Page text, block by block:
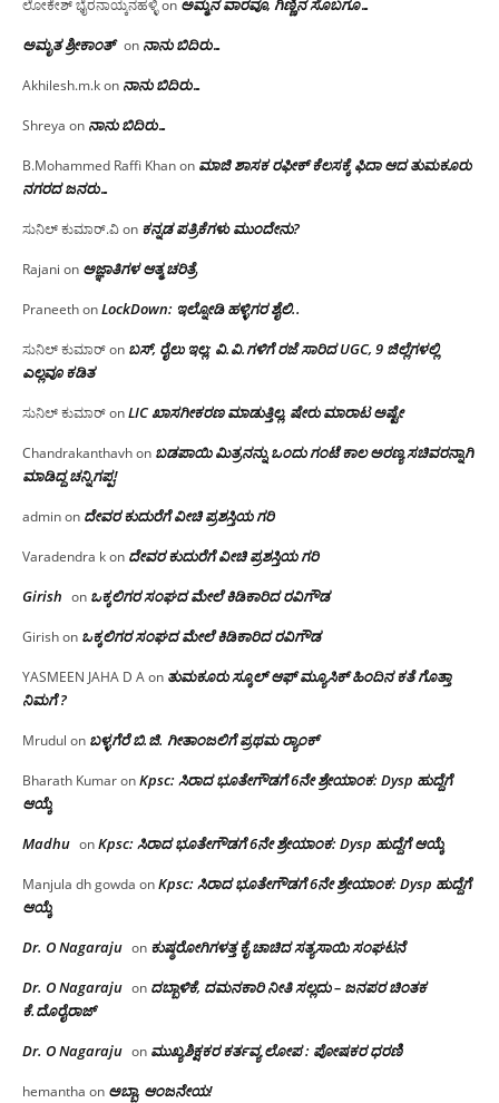
ಲೋಕೇಶ್ ಭೈರನಾಯ್ಕನಹಳ್ಳಿon ಅಮ್ಮನ ವಾರವೂ, ಗಿಣ್ಣಿನ ಸೊಬಗೂ…
ಅಮೃತ ಶ್ರೀಕಾಂತ್ on ನಾನು ಬಿದಿರು…
Akhilesh.m.kon ನಾನು ಬಿದಿರು…
Shreya on ನಾನು ಬಿದಿರು…
B.Mohammed Raffi Khanon ಮಾಜಿ ಶಾಸಕ ರಫೀಕ್ ಕೆಲಸಕ್ಕೆ ಫಿದಾ ಆದ ತುಮಕೂರು
ನಗರದ ಜನರು…
ಸುನಿಲ್ ಕುಮಾರ್.ವಿon ಕನ್ನಡ ಪತ್ರಿಕೆಗಳು ಮುಂದೇನು?
Rajani on ಅಜ್ಞಾತಿಗಳ ಆತ್ಮ ಚರಿತ್ರೆ
PraneethonLockDown: ಇಲ್ನೋಡಿ ಹಳ್ಳಿಗರ ಶೈಲಿ..
ಸುನಿಲ್ ಕುಮಾರ್on ಬಸ್, ರೈಲು ಇಲ್ಲ; ವಿ.ವಿ.ಗಳಿಗೆ ರಜೆ ಸಾರಿದ UGC, 9 ಜಿಲ್ಲೆಗಳಲ್ಲಿ
ಎಲ್ಲವೂ ಕಡಿತ
ಸುನಿಲ್ ಕುಮಾರ್onLIC ಖಾಸಗೀಕರಣ ಮಾಡುತ್ತಿಲ್ಲ, ಷೇರು ಮಾರಾಟ ಅಷ್ಟೇ
Chandrakanthavhon ಬಡಪಾಯಿ ಮಿತ್ರನನ್ನು ಒಂದು ಗಂಟೆ ಕಾಲ ಅರಣ್ಯ ಸಚಿವರನ್ನಾಗಿ
ಮಾಡಿದ್ದ ಚನ್ನಿಗಪ್ಪ!
adminon ದೇವರ ಕುದುರೆಗೆ ವೀಚಿ ಪ್ರಶಸ್ತಿಯ ಗರಿ
Varadendra kon ದೇವರ ಕುದುರೆಗೆ ವೀಚಿ ಪ್ರಶಸ್ತಿಯ ಗರಿ
Girish on ಒಕ್ಕಲಿಗರ ಸಂಘದ ಮೇಲೆ ಕಿಡಿಕಾರಿದ ರವಿಗೌಡ
Girishon ಒಕ್ಕಲಿಗರ ಸಂಘದ ಮೇಲೆ ಕಿಡಿಕಾರಿದ ರವಿಗೌಡ
YASMEEN JAHA D Aon ತುಮಕೂರು ಸ್ಕೂಲ್ ಆಫ್ ಮ್ಯೂಸಿಕ್ ಹಿಂದಿನ ಕತೆ ಗೊತ್ತಾ
ನಿಮಗೆ ?
Mrudul on ಬಳ್ಳಗೆರೆ ಬಿ.ಜಿ. ಗೀತಾಂಜಲಿಗೆ ಪ್ರಥಮ ರ‌್ಯಾಂಕ್
Bharath KumaronKpsc: ಸಿರಾದ ಭೂತೇಗೌಡಗೆ 6ನೇ ಶ್ರೇಯಾಂಕ: Dysp ಹುದ್ದೆಗೆ
ಆಯ್ಕೆ
Madhu onKpsc: ಸಿರಾದ ಭೂತೇಗೌಡಗೆ 6ನೇ ಶ್ರೇಯಾಂಕ: Dysp ಹುದ್ದೆಗೆ ಆಯ್ಕೆ
Manjula dh gowda onKpsc: ಸಿರಾದ ಭೂತೇಗೌಡಗೆ 6ನೇ ಶ್ರೇಯಾಂಕ: Dysp ಹುದ್ದೆಗೆ
ಆಯ್ಕೆ
Dr. O Nagaraju on ಕುಷ್ಠರೋಗಿಗಳತ್ತ ಕೈ ಚಾಚಿದ ಸತ್ಯಸಾಯಿ ಸಂಘಟನೆ
Dr. O Nagaraju on ದಬ್ಬಾಳಿಕೆ, ದಮನಕಾರಿ ನೀತಿ ಸಲ್ಲದು – ಜನಪರ ಚಿಂತಕ
ಕೆ.ದೊರೈರಾಜ್
Dr. O Nagaraju on ಮುಖ್ಯಶಿಕ್ಷಕರ ಕರ್ತವ್ಯ ಲೋಪ : ಪೋಷಕರ ಧರಣಿ
hemantha on ಅಬ್ಬಾ, ಆಂಜನೇಯ!